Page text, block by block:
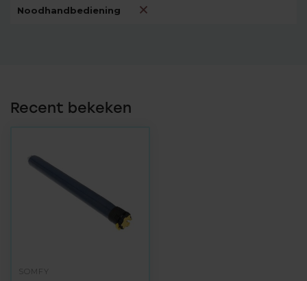
Noodhandbediening
Recent bekeken
SOMFY